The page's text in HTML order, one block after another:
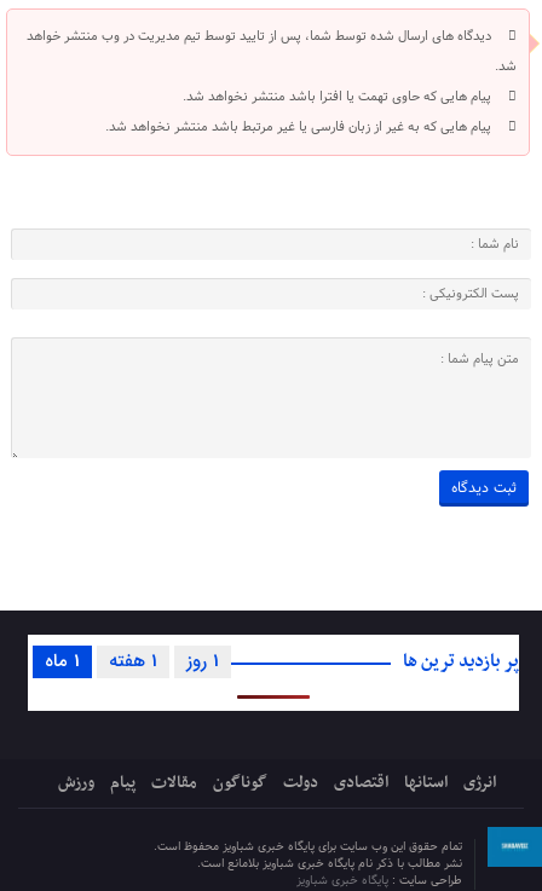
دیدگاه های ارسال شده توسط شما، پس از تایید توسط تیم مدیریت در وب منتشر خواهد
شد.
پیام هایی که حاوی تهمت یا افترا باشد منتشر نخواهد شد.
پیام هایی که به غیر از زبان فارسی یا غیر مرتبط باشد منتشر نخواهد شد.
پر بازدید ترین ها 1 ماه 1 هفته 1 روز
انرژی استانها اقتصادی دولت گوناگون مقالات پیام ورزش
تمام حقوق این وب سایت برای پایگاه خبری شباویز محفوظ است.
نشر مطالب با ذکر نام پایگاه خبری شباویز بلامانع است.
طراحی سایت : پایگاه خبری شباویز